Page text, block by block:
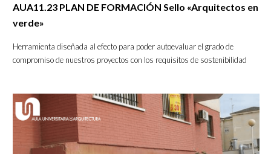
AUA11.23 PLAN DE FORMACIÓN Sello «Arquitectos en
verde»
Herramienta diseñada al efecto para poder autoevaluar el grado de
compromiso de nuestros proyectos con los requisitos de sostenibilidad